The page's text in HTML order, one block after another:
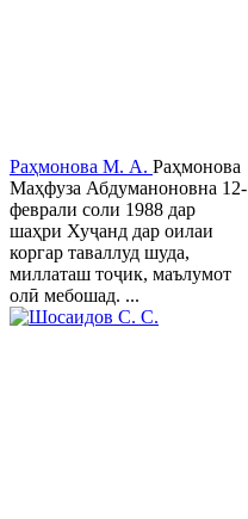
Раҳмонова М. А. Раҳмонова
Маҳфуза Абдуманоновна 12-
феврали соли 1988 дар
шаҳри Хуҷанд дар оилаи
коргар таваллуд шуда,
миллаташ тоҷик, маълумот
олӣ мебошад. ...